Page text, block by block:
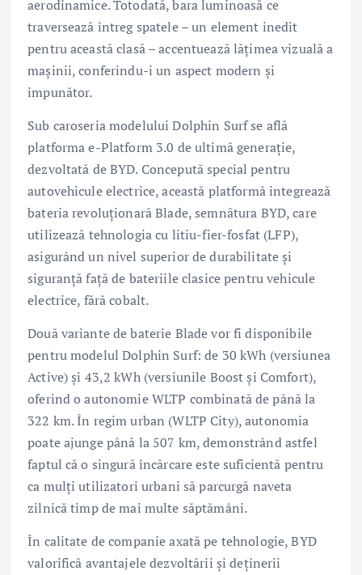
aerodinamice. Totodată, bara luminoasă ce
traversează întreg spatele – un element inedit
pentru această clasă – accentuează lățimea vizuală a
mașinii, conferindu-i un aspect modern și
impunător.
Sub caroseria modelului Dolphin Surf se află
platforma e-Platform 3.0 de ultimă generație,
dezvoltată de BYD. Concepută special pentru
autovehicule electrice, această platformă integrează
bateria revoluționară Blade, semnătura BYD, care
utilizează tehnologia cu litiu-fier-fosfat (LFP),
asigurând un nivel superior de durabilitate și
siguranță față de bateriile clasice pentru vehicule
electrice, fără cobalt.
Două variante de baterie Blade vor fi disponibile
pentru modelul Dolphin Surf: de 30 kWh (versiunea
Active) și 43,2 kWh (versiunile Boost și Comfort),
oferind o autonomie WLTP combinată de până la
322 km. În regim urban (WLTP City), autonomia
poate ajunge până la 507 km, demonstrând astfel
faptul că o singură încărcare este suficientă pentru
ca mulți utilizatori urbani să parcurgă naveta
zilnică timp de mai multe săptămâni.
În calitate de companie axată pe tehnologie, BYD
valorifică avantajele dezvoltării și deținerii